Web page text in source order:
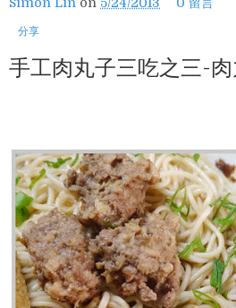
分享
手工肉丸子三吃之三-